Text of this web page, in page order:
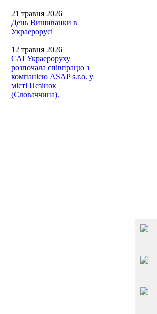
21 травня 2026
День Вишиванки в
Украерорусі
12 травня 2026
САІ Украероруху
розпочала співпрацю з
компанією ASAP s.r.o. у
місті Пезінок
(Словаччина).